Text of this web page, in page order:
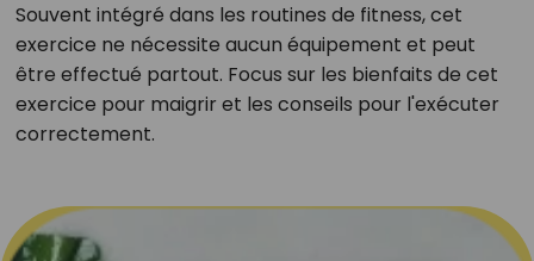
Souvent intégré dans les routines de fitness, cet
exercice ne nécessite aucun équipement et peut
être effectué partout. Focus sur les bienfaits de cet
exercice pour maigrir et les conseils pour l'exécuter
correctement.